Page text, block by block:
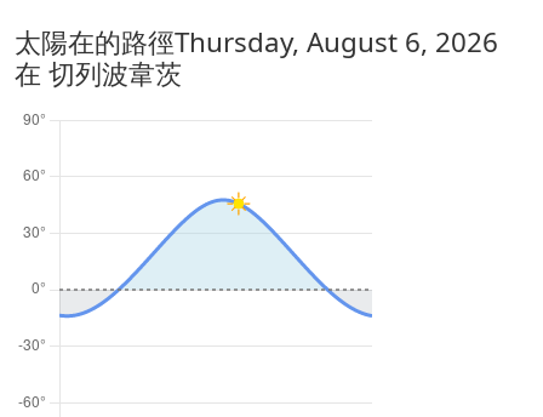
太陽在的路徑Thursday, August 6, 2026
在 切列波韋茨